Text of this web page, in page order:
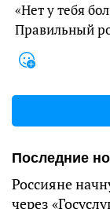
«Нет у тебя
Правильный
Последние
Россияне
через